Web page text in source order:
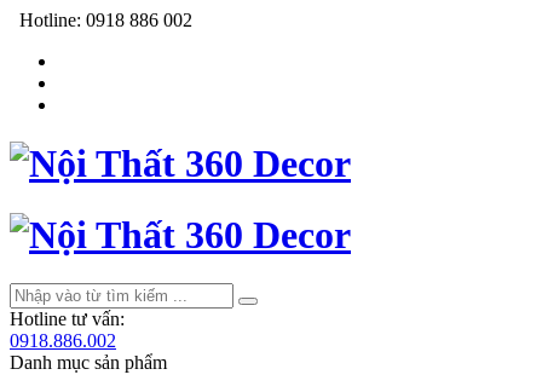
Hotline: 0918 886 002
Hotline tư vấn:
0918.886.002
Danh mục sản phẩm